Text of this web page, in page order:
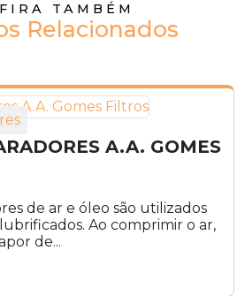
TAMBÉM
Relacionados
A.A. GOMES
de ar e óleo são utilizados
Ao comprimir o ar,
de...